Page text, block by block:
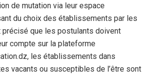
de mutation via leur espace
du choix des établissements par les
que les postulants doivent
compte sur la plateforme
les établissements dans
vacants ou susceptibles de l’être sont